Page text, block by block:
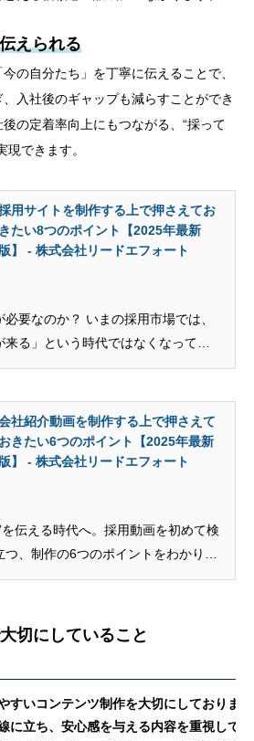
えられる
の自分たち」を丁寧に伝えることで、
入社後のギャップも減らすことができ
の定着率向上にもつながる、“採って
現できます。
用サイトを制作する上で押さえてお
きたい8つのポイント【2025年最新
版】 - 株式会社リードエフォート
要なのか？ いまの採用市場では、
来る」という時代ではなくなってき
社紹介動画を制作する上で押さえて
おきたい6つのポイント【2025年最新
版】 - 株式会社リードエフォート
伝える時代へ。採用動画を初めて検
、制作の6つのポイントをわかりや
切にしていること
すいコンテンツ制作を大切にしております
に立ち、安心感を与える内容を重視して